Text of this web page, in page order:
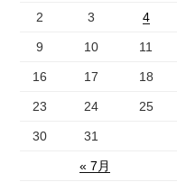
« 7月
2 3 4
9 10 11
16 17 18
23 24 25
30 31